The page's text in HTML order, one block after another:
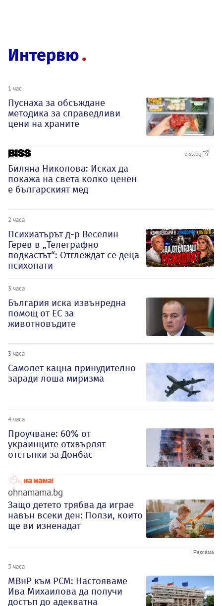
Интервю
1 час
Пуснаха за обсъждане
методика за справедливи
цени на храните
biss.bg
Биляна Николова: Исках да
покажа на света колко ценен
е българският мед
2 часа
Психиатърът д-р Веселин
Герев в „Телеграфно
подкастът“: Отглеждат се деца
психопати
3 часа
България иска извънредна
помощ от ЕС за
животновъдите
3 часа
Самолет кацна принудително
заради лоша миризма
4 часа
Проучване: 60% от
украинците отхвърлят
отстъпки за Донбас
ohnamama.bg
Защо детето трябва да играе
навън всеки ден: Ползи, които
ще ви изненадат
5 часа
МВнР към РСМ: Настояваме
Ива Михаилова да получи
достъп до адекватна